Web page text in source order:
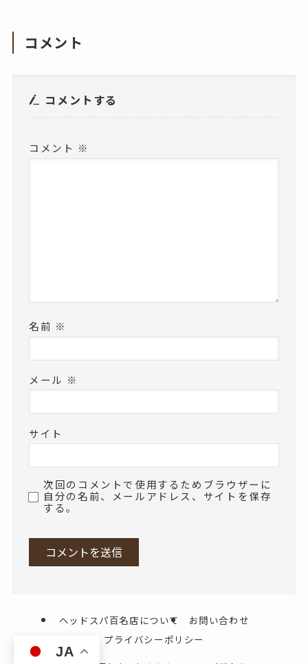
コメント
コメントする
コメント ※
名前 ※
メール ※
サイト
次回のコメントで使用するためブラウザーに
自分の名前、メールアドレス、サイトを保存
する。
ヘッドスパ百名店について
お問い合わせ
プライバシーポリシー
JA